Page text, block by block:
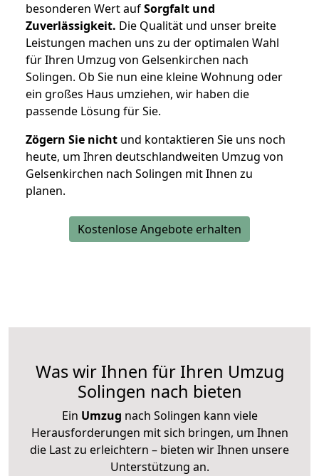
besonderen Wert aufSorgfalt und
Zuverlässigkeit. Die Qualität und unser breite
Leistungen machen uns zu der optimalen Wahl
für Ihren Umzug von Gelsenkirchen nach
Solingen. Ob Sie nun eine kleine Wohnung oder
ein großes Haus umziehen, wir haben die
passende Lösung für Sie.
Zögern Sie nicht und kontaktieren Sie uns noch
heute, um Ihren deutschlandweiten Umzug von
Gelsenkirchen nach Solingen mit Ihnen zu
planen.
Kostenlose Angebote erhalten
Was wir Ihnen für Ihren Umzug
Solingen nach bieten
Ein Umzug nach Solingen kann viele
Herausforderungen mit sich bringen, um Ihnen
die Last zu erleichtern – bieten wir Ihnen unsere
Unterstützung an.